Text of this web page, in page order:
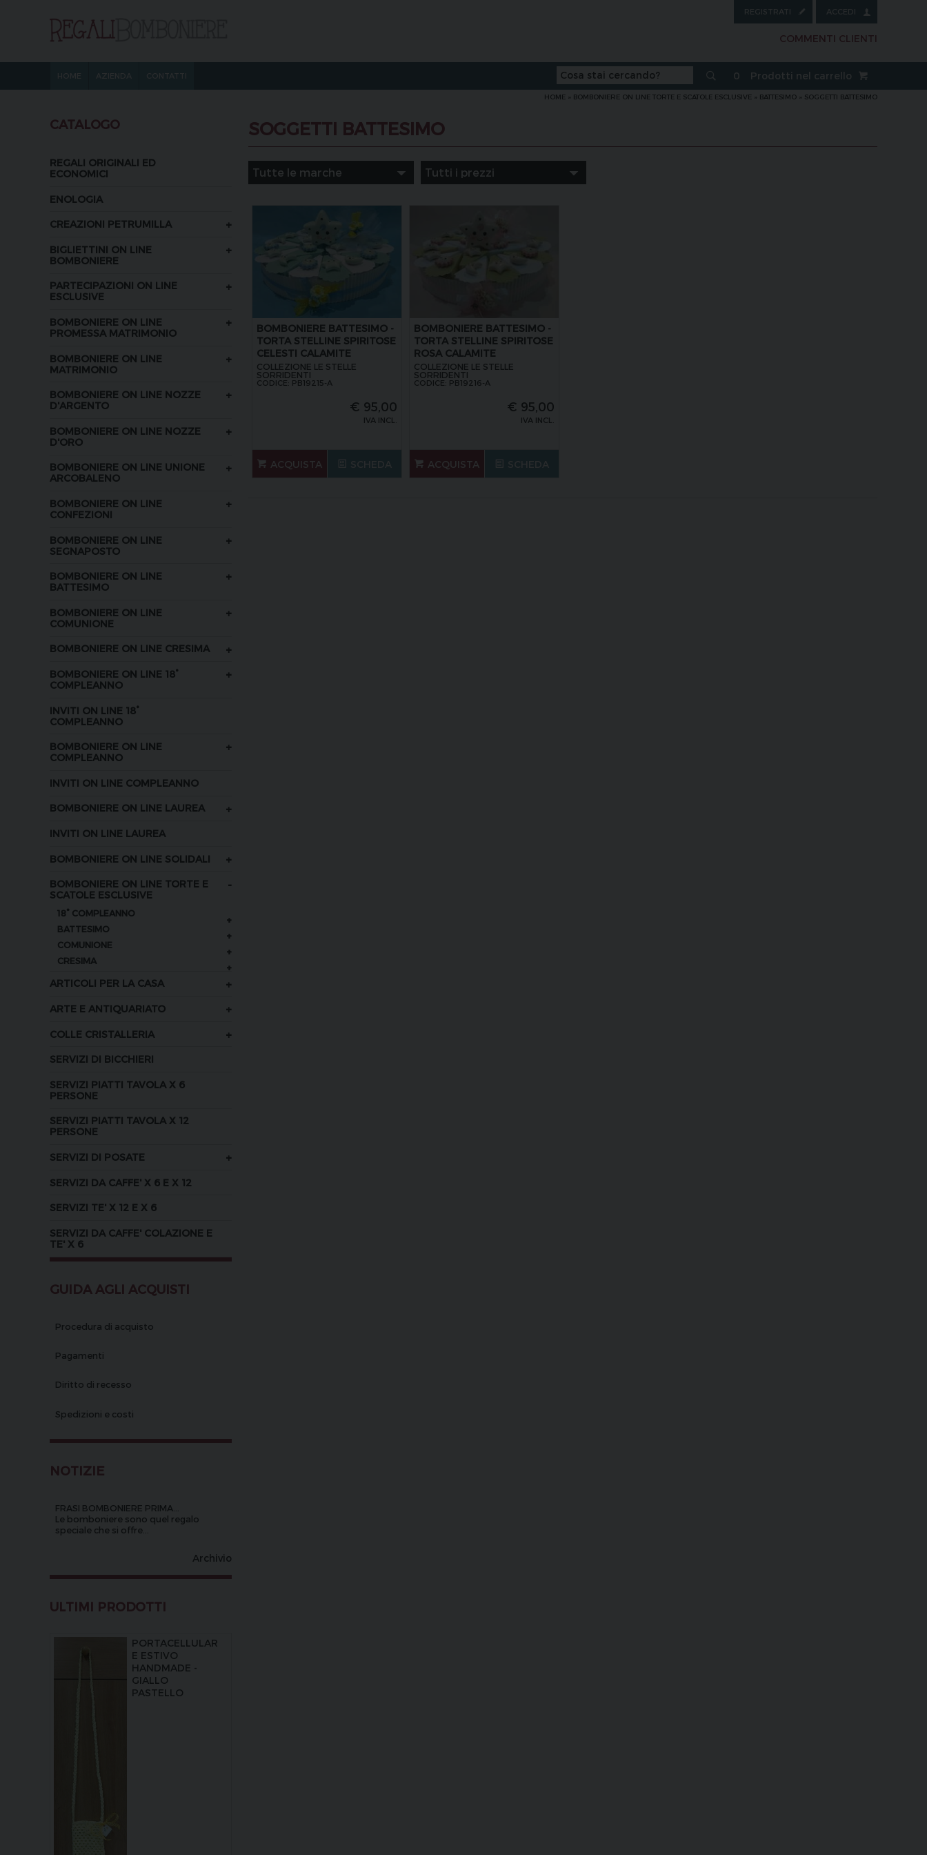
ACCEDI
REGISTRATI
COMMENTI CLIENTI
0 Prodotti nel carrello
HOME » BOMBONIERE ON LINE TORTE E SCATOLE ESCLUSIVE » BATTESIMO » SOGGETTI BATTESIMO
CATALOGO
REGALI ORIGINALI ED
ECONOMICI
ENOLOGIA
CREAZIONI PETRUMILLA +
BIGLIETTINI ON LINE
BOMBONIERE
+
PARTECIPAZIONI ON LINE
ESCLUSIVE
+
BOMBONIERE ON LINE
PROMESSA MATRIMONIO
+
BOMBONIERE ON LINE
MATRIMONIO
+
BOMBONIERE ON LINE NOZZE
D'ARGENTO
+
BOMBONIERE ON LINE NOZZE
D'ORO
+
BOMBONIERE ON LINE UNIONE
ARCOBALENO
+
BOMBONIERE ON LINE
CONFEZIONI
+
BOMBONIERE ON LINE
SEGNAPOSTO
+
BOMBONIERE ON LINE
BATTESIMO
+
BOMBONIERE ON LINE
COMUNIONE
+
BOMBONIERE ON LINE CRESIMA +
BOMBONIERE ON LINE 18°
COMPLEANNO
+
INVITI ON LINE 18°
COMPLEANNO
BOMBONIERE ON LINE
COMPLEANNO
+
INVITI ON LINE COMPLEANNO
BOMBONIERE ON LINE LAUREA +
INVITI ON LINE LAUREA
BOMBONIERE ON LINE SOLIDALI +
BOMBONIERE ON LINE TORTE E
SCATOLE ESCLUSIVE
-
18° COMPLEANNO
+
BATTESIMO
+
COMUNIONE
+
CRESIMA
+
ARTICOLI PER LA CASA +
ARTE E ANTIQUARIATO +
COLLE CRISTALLERIA +
SERVIZI DI BICCHIERI
SERVIZI PIATTI TAVOLA X 6
PERSONE
SERVIZI PIATTI TAVOLA X 12
PERSONE
SERVIZI DI POSATE +
SERVIZI DA CAFFE' X 6 E X 12
SERVIZI TE' X 12 E X 6
SERVIZI DA CAFFE' COLAZIONE E
TE' X 6
GUIDA AGLI ACQUISTI
Procedura di acquisto
Pagamenti
Diritto di recesso
Spedizioni e costi
NOTIZIE
FRASI BOMBONIERE PRIMA...
Le bomboniere sono quel regalo
speciale che si offre...
Archivio
ULTIMI PRODOTTI
PORTACELLULAR
E ESTIVO
HANDMADE -
GIALLO
PASTELLO
SOGGETTI BATTESIMO
BOMBONIERE BATTESIMO -
TORTA STELLINE SPIRITOSE
CELESTI CALAMITE
COLLEZIONE LE STELLE
SORRIDENTI
CODICE: PB19215-A
€ 95,00
IVA INCL.
ACQUISTA
BOMBONIERE BATTESIMO -
TORTA STELLINE SPIRITOSE
ROSA CALAMITE
COLLEZIONE LE STELLE
SORRIDENTI
CODICE: PB19216-A
€ 95,00
IVA INCL.
ACQUISTA